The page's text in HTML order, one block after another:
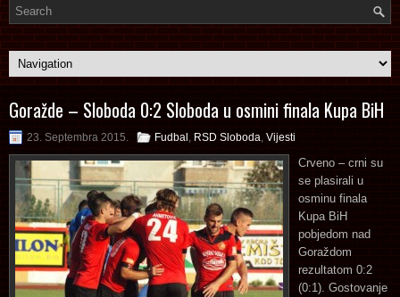
Goražde – Sloboda 0:2 Sloboda u osmini finala Kupa BiH
23. Septembra 2015. Fudbal RSD Sloboda Vijesti
Crveno – crni su
se plasirali u
osminu finala
Kupa BiH
pobjedom nad
Goraždom
rezultatom 0:2
(0:1). Gostovanje